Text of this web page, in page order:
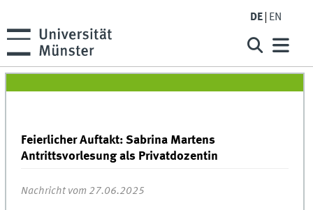
DE EN
Feierlicher Auftakt: Sabrina Martens
Antrittsvorlesung als Privatdozentin
Nachricht vom 27.06.2025